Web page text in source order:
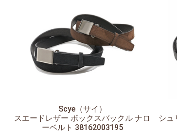
Scye（サイ）
スエードレザー ボックスバックル ナロ
ーベルト 38162003195
シュ